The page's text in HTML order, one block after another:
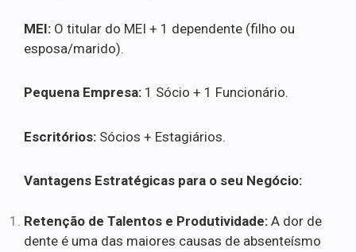
MEI: O titular do MEI + 1 dependente (filho ou
esposa/marido).
Pequena Empresa: 1 Sócio + 1 Funcionário.
Escritórios: Sócios + Estagiários.
Vantagens Estratégicas para o seu Negócio:
Retenção de Talentos e Produtividade: A dor de
dente é uma das maiores causas de absenteísmo